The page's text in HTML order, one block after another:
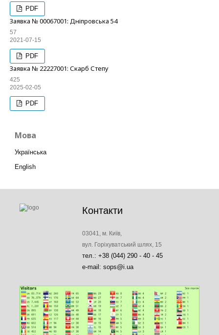
PDF
Заявка № 00067001: Дніпровська 54
57
2021-07-15
PDF
Заявка № 22227001: Скарб Степу
425
2025-02-05
PDF
Мова
Українська
English
Контакти
03041, м. Київ,
вул. Горіхуватський шлях, 15
тел.: +38 (044) 290 - 40 - 45
e-mail: sops@i.ua